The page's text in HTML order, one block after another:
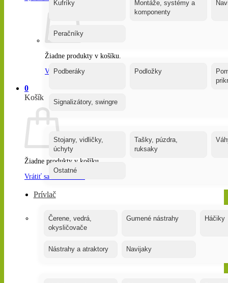
Žiadne produkty v košíku.
Vrátiť sa do obchodu
0
Košík
Žiadne produkty v košíku.
Vrátiť sa do obchodu
Kufríky
Montáže, systémy a
komponenty
Peračníky
Podberáky Podložky
Signalizátory, swingre
Stojany, vidličky,
úchyty
Tašky, púzdra,
ruksaky
Ostatné
Prívlač
Čerene, vedrá,
okysličovače
Gumené nástrahy Háčiky
Nástrahy a atraktory Navijaky